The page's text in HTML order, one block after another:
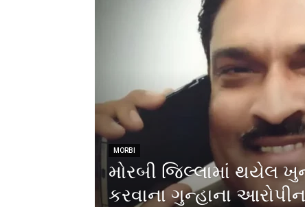
MORBI
મોરબી જિલ્લામાં થયેલ
કરવાના ગુન્હાના